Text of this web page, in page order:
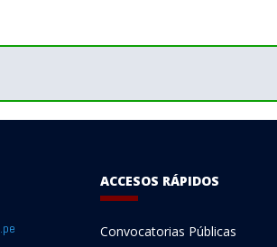
ACCESOS RÁPIDOS
Convocatorias Públicas